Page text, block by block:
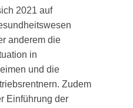
2021 auf
anderem die
in
und die
Zudem
Einführung der